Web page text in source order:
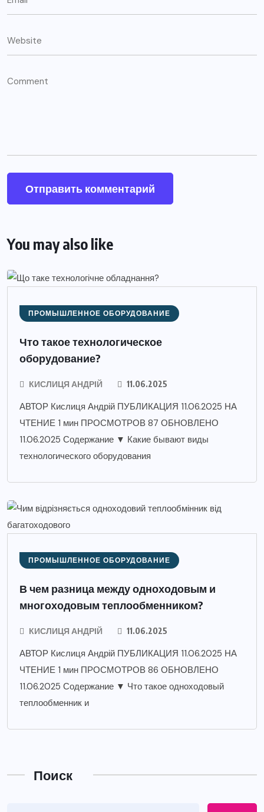
You may also like
ПРОМЫШЛЕННОЕ ОБОРУДОВАНИЕ
Что такое технологическое
оборудование?
КИСЛИЦЯ АНДРІЙ 11.06.2025
АВТОР Кислиця Андрій ПУБЛИКАЦИЯ 11.06.2025 НА
ЧТЕНИЕ 1 мин ПРОСМОТРОВ 87 ОБНОВЛЕНО
11.06.2025 Содержание ▼ Какие бывают виды
технологического оборудования
ПРОМЫШЛЕННОЕ ОБОРУДОВАНИЕ
В чем разница между одноходовым и
многоходовым теплообменником?
КИСЛИЦЯ АНДРІЙ 11.06.2025
АВТОР Кислиця Андрій ПУБЛИКАЦИЯ 11.06.2025 НА
ЧТЕНИЕ 1 мин ПРОСМОТРОВ 86 ОБНОВЛЕНО
11.06.2025 Содержание ▼ Что такое одноходовый
теплообменник и
Поиск